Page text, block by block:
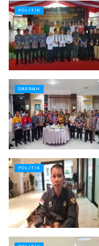
POLITIK
DAERAH
POLITIK